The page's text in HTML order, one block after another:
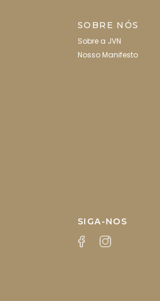
SOBRE NÓS
Sobre a JVN
Nosso Manifesto
SIGA-NOS